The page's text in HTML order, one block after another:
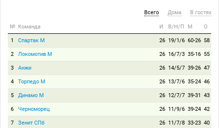
Всего Дома В гостях
№ Команда И В/Н/П М О
1 Спартак М 26 19/1/6 60-26 58
2 Локомотив М 26 16/7/3 35-16 55
3 Анжи 26 14/5/7 39-26 47
4 Торпедо М 26 13/7/6 35-24 46
5 Динамо М 26 12/7/7 39-31 43
6 Черноморец 26 11/9/6 39-24 42
7 Зенит СПб 26 11/7/8 33-23 40